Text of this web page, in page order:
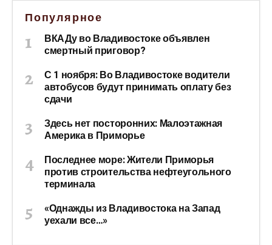
Популярное
ВКАДу во Владивостоке объявлен
смертный приговор?
С 1 ноября: Во Владивостоке водители
автобусов будут принимать оплату без
сдачи
Здесь нет посторонних: Малоэтажная
Америка в Приморье
Последнее море: Жители Приморья
против строительства нефтеугольного
терминала
«Однажды из Владивостока на Запад
уехали все…»